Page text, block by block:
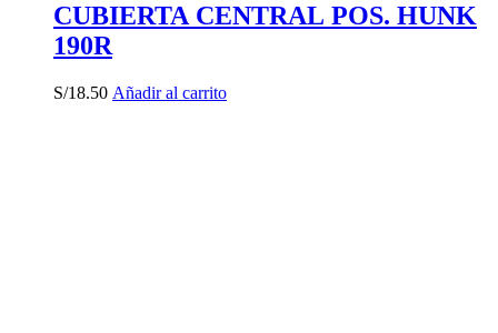
CUBIERTA CENTRAL POS. HUNK
190R
S/18.50 Añadir al carrito